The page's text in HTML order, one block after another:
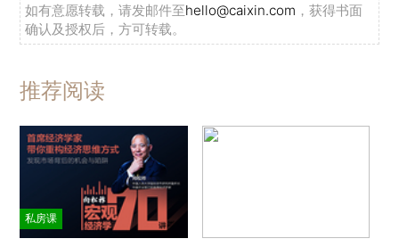
如有意愿转载，请发邮件至hello@caixin.com ，获得书面
确认及授权后，方可转载。
推荐阅读
私房课